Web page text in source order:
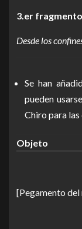
3.er fragmento
Desde los
Se han
pueden
Chiro para las
Objeto
[Pegamento